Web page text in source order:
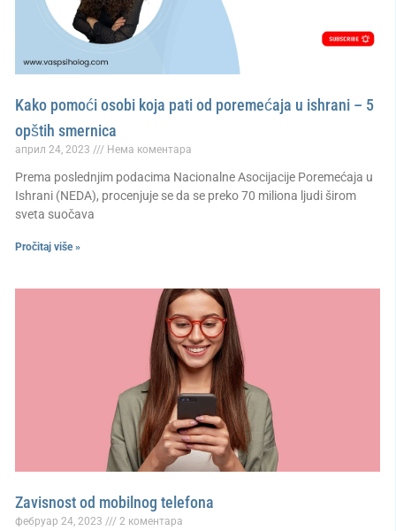
Kako pomoći osobi koja pati od poremećaja u ishrani – 5
opštih smernica
април 24, 2023 Нема коментара
Prema poslednjim podacima Nacionalne Asocijacije Poremećaja u
Ishrani (NEDA), procenjuje se da se preko 70 miliona ljudi širom
sveta suočava
Pročitaj više »
Zavisnost od mobilnog telefona
фебруар 24, 2023 2 коментара